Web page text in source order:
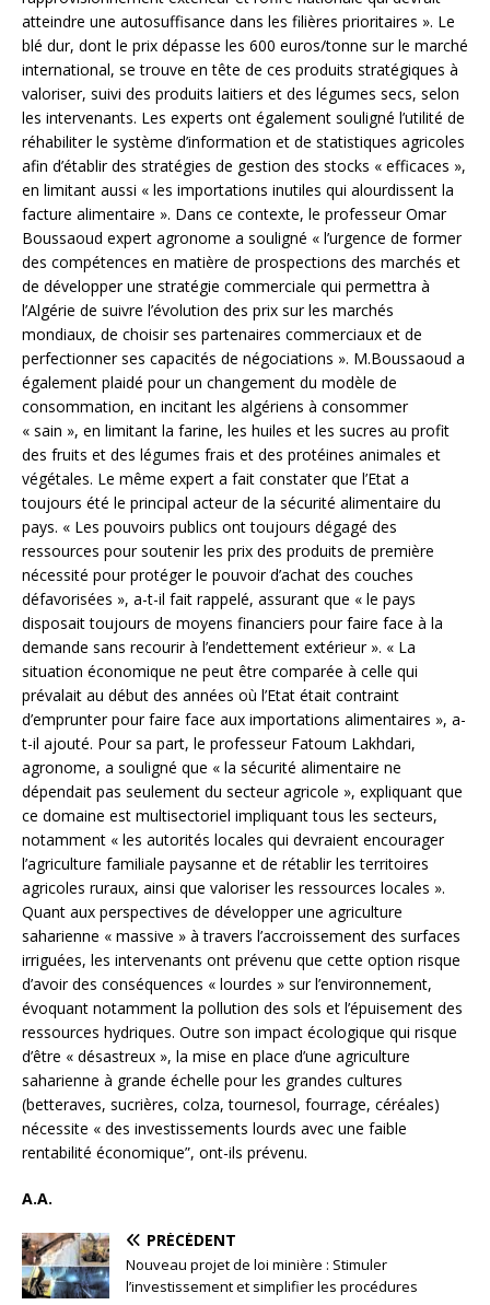
atteindre une autosuffisance dans les filières prioritaires ». Le
blé dur, dont le prix dépasse les 600 euros/tonne sur le marché
international, se trouve en tête de ces produits stratégiques à
valoriser, suivi des produits laitiers et des légumes secs, selon
les intervenants. Les experts ont également souligné l’utilité de
réhabiliter le système d’information et de statistiques agricoles
afin d’établir des stratégies de gestion des stocks « efficaces »,
en limitant aussi « les importations inutiles qui alourdissent la
facture alimentaire ». Dans ce contexte, le professeur Omar
Boussaoud expert agronome a souligné « l’urgence de former
des compétences en matière de prospections des marchés et
de développer une stratégie commerciale qui permettra à
l’Algérie de suivre l’évolution des prix sur les marchés
mondiaux, de choisir ses partenaires commerciaux et de
perfectionner ses capacités de négociations ». M.Boussaoud a
également plaidé pour un changement du modèle de
consommation, en incitant les algériens à consommer
« sain », en limitant la farine, les huiles et les sucres au profit
des fruits et des légumes frais et des protéines animales et
végétales. Le même expert a fait constater que l’Etat a
toujours été le principal acteur de la sécurité alimentaire du
pays. « Les pouvoirs publics ont toujours dégagé des
ressources pour soutenir les prix des produits de première
nécessité pour protéger le pouvoir d’achat des couches
défavorisées », a-t-il fait rappelé, assurant que « le pays
disposait toujours de moyens financiers pour faire face à la
demande sans recourir à l’endettement extérieur ». « La
situation économique ne peut être comparée à celle qui
prévalait au début des années où l’Etat était contraint
d’emprunter pour faire face aux importations alimentaires », a-
t-il ajouté. Pour sa part, le professeur Fatoum Lakhdari,
agronome, a souligné que « la sécurité alimentaire ne
dépendait pas seulement du secteur agricole », expliquant que
ce domaine est multisectoriel impliquant tous les secteurs,
notamment « les autorités locales qui devraient encourager
l’agriculture familiale paysanne et de rétablir les territoires
agricoles ruraux, ainsi que valoriser les ressources locales ».
Quant aux perspectives de développer une agriculture
saharienne « massive » à travers l’accroissement des surfaces
irriguées, les intervenants ont prévenu que cette option risque
d’avoir des conséquences « lourdes » sur l’environnement,
évoquant notamment la pollution des sols et l’épuisement des
ressources hydriques. Outre son impact écologique qui risque
d’être « désastreux », la mise en place d’une agriculture
saharienne à grande échelle pour les grandes cultures
(betteraves, sucrières, colza, tournesol, fourrage, céréales)
nécessite « des investissements lourds avec une faible
rentabilité économique”, ont-ils prévenu.
A.A.
PRÉCÉDENT
Nouveau projet de loi minière : Stimuler
l’investissement et simplifier les procédures